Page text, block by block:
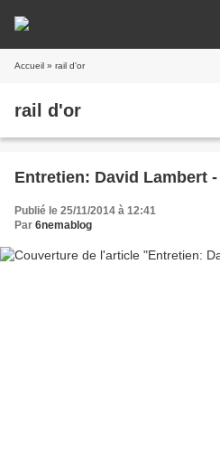
Accueil » rail d'or
rail d'or
Entretien: David Lambert
Publié le 25/11/2014 à 12:41
Par 6nemablog